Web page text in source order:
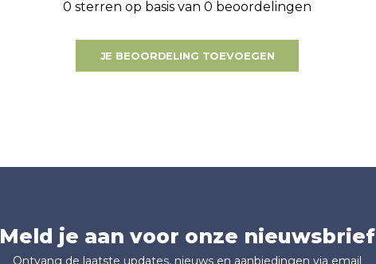
0 sterren op basis van 0 beoordelingen
JE BEOORDELING TOEVOEGEN
Meld je aan voor onze nieuwsbrief
Ontvang de laatste updates, nieuws en aanbiedingen via email